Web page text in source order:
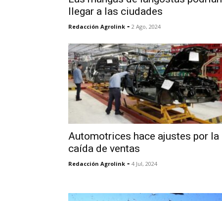
llegar a las ciudades
Redacción Agrolink - 2 Ago, 2024
Automotrices hace ajustes por la
caída de ventas
Redacción Agrolink - 4 Jul, 2024